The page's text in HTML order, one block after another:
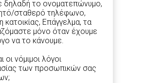
δηλαδή το ονοματεπώνυμο,
σταθερό τηλέφωνο,
κατοικίας, Επάγγελμα, τα
μόνο όταν έχουμε
να το κάνουμε.
οι νόμιμοι λόγοι
των προσωπικών σας